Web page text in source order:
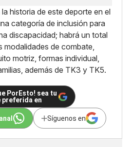
historia de este deporte en el
categoría de inclusión para
discapacidad; habrá un total
modalidades de combate,
motriz, formas individual,
además de TK3 y TK5.
PorEsto! sea tu
preferida en
Síguenos en